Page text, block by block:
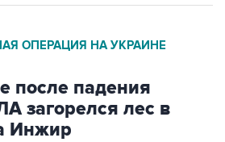
ОПЕРАЦИЯ НА УКРАИНЕ
после падения
загорелся лес в
Инжир